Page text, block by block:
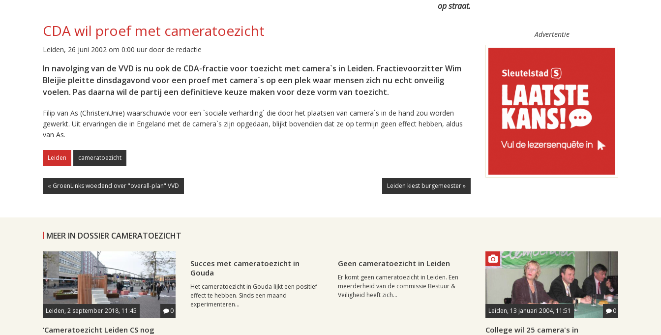
op straat.
CDA wil proef met cameratoezicht
Leiden, 26 juni 2002 om 0:00 uur door de redactie
In navolging van de VVD is nu ook de CDA-fractie voor toezicht met camera`s in Leiden. Fractievoorzitter Wim
Bleijie pleitte dinsdagavond voor een proef met camera`s op een plek waar mensen zich nu echt onveilig
voelen. Pas daarna wil de partij een definitieve keuze maken voor deze vorm van toezicht.
Filip van As (ChristenUnie) waarschuwde voor een `sociale verharding` die door het plaatsen van camera`s in de hand zou worden
gewerkt. Uit ervaringen die in Engeland met de camera`s zijn opgedaan, blijkt bovendien dat ze op termijn geen effect hebben, aldus
van As.
Leiden cameratoezicht
« GroenLinks woedend over "overall-plan" VVD Leiden kiest burgemeester »
Advertentie
MEER IN DOSSIER CAMERATOEZICHT
Leiden, 2 september 2018, 11:45 0
‘Cameratoezicht Leiden CS nog
Succes met cameratoezicht in
Gouda
Het cameratoezicht in Gouda lijkt een positief
effect te hebben. Sinds een maand
experimenteren...
Geen cameratoezicht in Leiden
Er komt geen cameratoezicht in Leiden. Een
meerderheid van de commissie Bestuur &
Veiligheid heeft zich...
Leiden, 13 januari 2004, 11:51
0
College wil 25 camera's in